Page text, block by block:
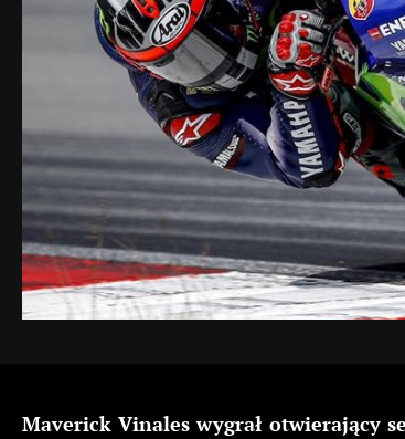
Maverick Vinales wygrał otwierający